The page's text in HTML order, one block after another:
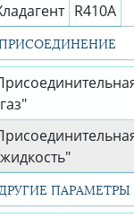
R410A
ДРУГИЕ ПАРАМЕТРЫ